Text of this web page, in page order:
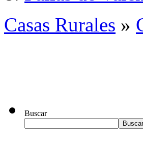
Casas Rurales »
Buscar